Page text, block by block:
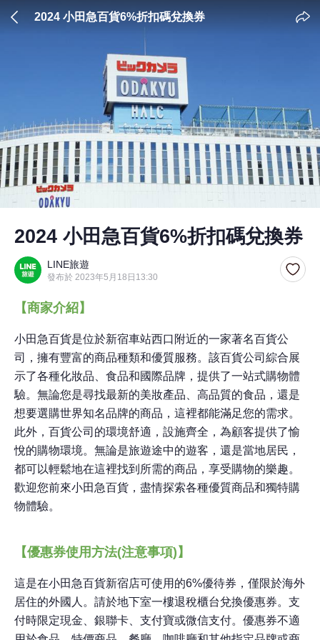
2024 小田急百貨6%折扣碼兌換券
2024 小田急百貨6%折扣碼兌換券
LINE旅遊
發布於 2023年5月18日13:30
【商家介紹】
小田急百貨是位於新宿車站西口附近的一家著名百貨公
司，擁有豐富的商品種類和優質服務。該百貨公司綜合展
示了各種化妝品、食品和國際品牌，提供了一站式購物體
驗。無論您是尋找最新的美妝產品、高品質的食品，還是
想要選購世界知名品牌的商品，這裡都能滿足您的需求。
此外，百貨公司的環境舒適，設施齊全，為顧客提供了愉
悅的購物環境。無論是旅遊途中的遊客，還是當地居民，
都可以輕鬆地在這裡找到所需的商品，享受購物的樂趣。
歡迎您前來小田急百貨，盡情探索各種優質商品和獨特購
物體驗。
【優惠券使用方法(注意事項)】
這是在小田急百貨新宿店可使用的6%優待券，僅限於海外
居住的外國人。請於地下室一樓退稅櫃台兌換優惠券。支
付時限定現金、銀聯卡、支付寶或微信支付。優惠券不適